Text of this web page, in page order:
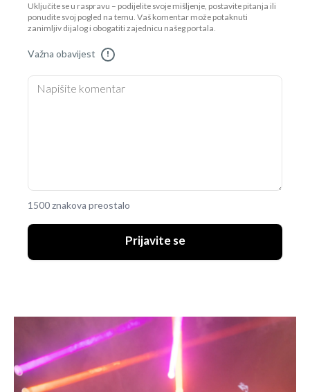
Uključite se u raspravu – podijelite svoje mišljenje, postavite pitanja ili
ponudite svoj pogled na temu. Vaš komentar može potaknuti
zanimljiv dijalog i obogatiti zajednicu našeg portala.
Važna obavijest !
1500 znakova preostalo
Prijavite se